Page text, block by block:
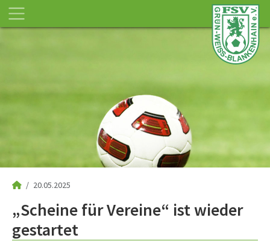
20.05.2025
„Scheine für Vereine“ ist wieder
gestartet